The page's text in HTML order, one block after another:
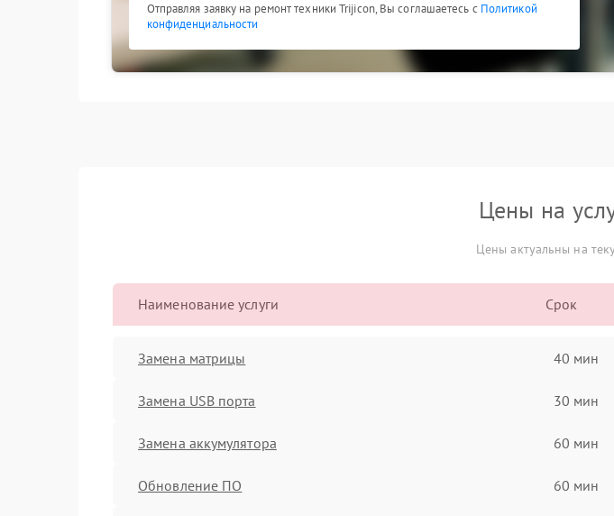
Отправляя заявку на ремонт техники Trijicon, Вы соглашаетесь с Политикой
конфиденциальности
Цены на
Цены актуальны на
Наименование услуги Срок
Замена матрицы 40 мин
Замена USB порта 30 мин
Замена аккумулятора 60 мин
Обновление ПО 60 мин